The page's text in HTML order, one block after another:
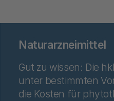
Naturarzneimittel
Gut zu wissen: Die
unter bestimmten
die Kosten für